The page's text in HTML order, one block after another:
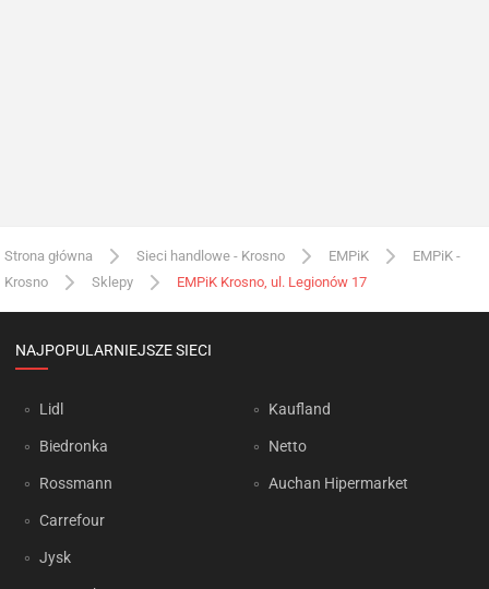
Strona główna Sieci handlowe - Krosno EMPiK
EMPiK -
Krosno
Sklepy EMPiK Krosno, ul. Legionów 17
NAJPOPULARNIEJSZE SIECI
Lidl
Biedronka
Rossmann
Carrefour
Jysk
Kaufland
Netto
Auchan Hipermarket